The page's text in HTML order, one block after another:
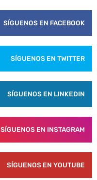
SÍGUENOS EN FACEBOOK
SÍGUENOS EN TWITTER
SÍGUENOS EN LINKEDIN
SÍGUENOS EN INSTAGRAM
SÍGUENOS EN YOUTUBE